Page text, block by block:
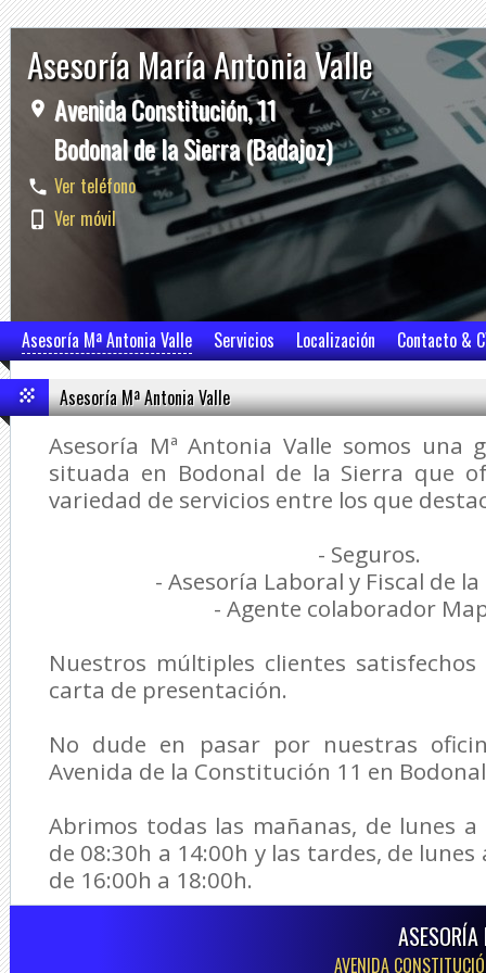
Asesoría María Antonia Valle
Avenida Constitución, 11
Bodonal de la Sierra (Badajoz)
Ver teléfono
Ver móvil
Asesoría Mª Antonia Valle Servicios Localización Contacto &
Asesoría Mª Antonia Valle
Asesoría Mª Antonia Valle somos una
situada en Bodonal de la Sierra que
variedad de servicios entre los que
- Seguros.
- Asesoría Laboral y Fiscal de
- Agente colaborador
Nuestros múltiples clientes
carta de presentación.
No dude en pasar por nuestras
Avenida de la Constitución 11 en
Abrimos todas las mañanas, de lunes
de 08:30h a 14:00h y las tardes, de
de 16:00h a 18:00h.
AVENIDA